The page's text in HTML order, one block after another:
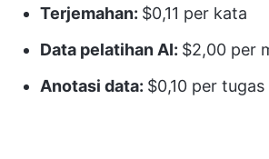
Terjemahan: $0,11 per kata
Data pelatihan AI: $2,00 per
Anotasi data: $0,10 per tugas